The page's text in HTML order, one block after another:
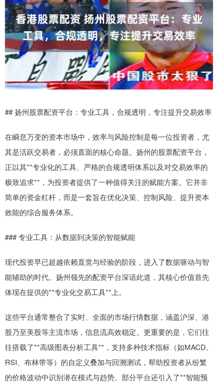
## 扬州股票配资平台：专业工具，合规透明，专注提升交易效率
在瞬息万变的资本市场中，效率与风险控制是每一位投资者，尤
其是活跃交易者，必须直面的核心命题。扬州的股票配资平台，
正以其**专业化的工具、严格的合规透明体系以及对交易效率的
极致追求**，为投资者提供了一种值得关注的赋能方案。它并非
简单的资金杠杆，而是一套旨在优化决策、控制风险、提升资本
效能的综合服务体系。
### 专业工具：从数据到决策的智能赋能
现代投资早已超越依赖直觉与经验的阶段，进入了数据驱动与智
能辅助的时代。扬州领先的配资平台深谙此道，其核心价值首先
体现在提供的**专业化交易工具**上。
这些平台通常整合了实时、全面的市场行情数据，涵盖沪深、港
股乃至美股等主流市场，信息流高效稳定。更重要的是，它们往
往搭载了**高级图表分析工具**，支持多种技术指标（如MACD、
RSI、布林带等）的自定义叠加与回溯测试，帮助投资者从纷繁
的价格波动中识别潜在模式与趋势。部分平台还引入了**智能预